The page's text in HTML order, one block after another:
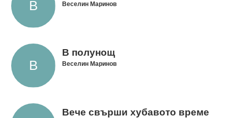
Веселин Маринов
В полунощ
Веселин Маринов
Вече свърши хубавото време